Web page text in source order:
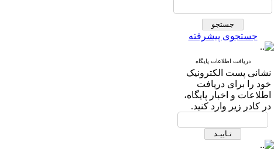
جستجوی پیشرفته
دریافت اطلاعات پایگاه
نشانی پست الکترونیک
خود را برای دریافت
اطلاعات و اخبار پایگاه،
در کادر زیر وارد کنید.